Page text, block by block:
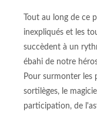
Tout au long de ce
inexpliqués et les
succèdent à un
ébahi de notre
Pour surmonter les
sortilèges, le
participation, de